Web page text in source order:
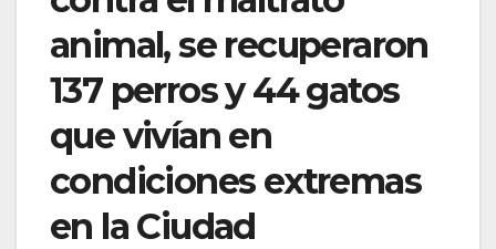
animal, se recuperaron
137 perros y 44 gatos
que vivían en
condiciones extremas
en la Ciudad